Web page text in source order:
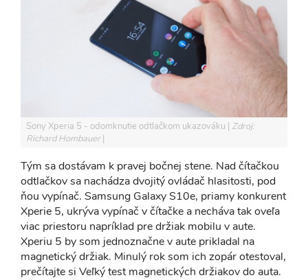
Sony Xperia 5 - odomknutie odtlačkom ukazováku
Zdroj:
Richard Hombauer
Tým sa dostávam k pravej bočnej stene. Nad čítačkou
odtlačkov sa nachádza dvojitý ovládač hlasitosti, pod
ňou vypínač. Samsung Galaxy S10e, priamy konkurent
Xperie 5, ukrýva vypínač v čítačke a necháva tak oveľa
viac priestoru napríklad pre držiak mobilu v aute.
Xperiu 5 by som jednoznačne v aute prikladal na
magnetický držiak. Minulý rok som ich zopár otestoval,
prečítajte si Veľký test magnetických držiakov do auta.